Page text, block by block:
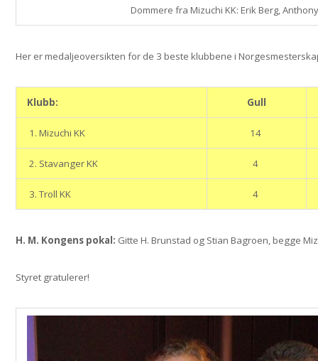
Dommere fra Mizuchi KK: Erik Berg,
Her er medaljeoversikten for de 3 beste klubbene i
Klubb: Gull
1. Mizuchi KK 14
2. Stavanger KK 4
3. Troll KK 4
H. M. Kongens pokal: Gitte H. Brunstad og Stian Bagroen, begge
Styret gratulerer!